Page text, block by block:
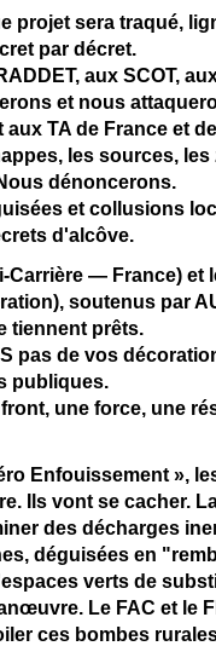
projet sera traqué,
par décret.
aux SCOT,
et nous
TA de France et
les sources, les
dénoncerons.
ées et collusions
d'alcôve.
Carrière — France) et
soutenus par
tiennent prêts.
pas de vos
publiques.
une force, une
Enfouissement »,
Ils vont se cacher.
des décharges
déguisées en
verts de
œuvre. Le FAC et le
ces bombes